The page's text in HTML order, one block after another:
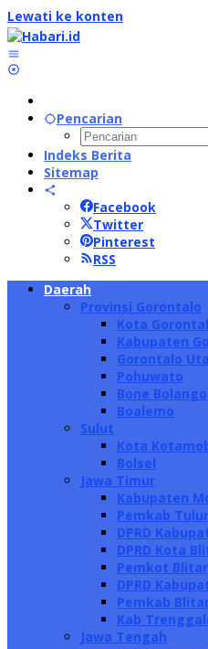
Lewati ke konten
Pencarian
Indeks Berita
Sitemap
Facebook
Twitter
Pinterest
RSS
Daerah
Provinsi Gorontalo
Kota
Kabupaten
Gorontalo
Pohuwato
Bone Bolango
Boalemo
Sulut
Kota
Bolsel
Jawa Timur
Kabupaten
Pemkab
DPRD
DPRD Kota
Pemkot Blitar
DPRD
Pemkab
Kab
Jawa Tengah